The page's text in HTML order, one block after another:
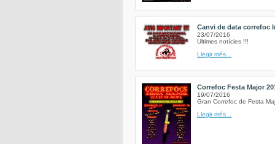
Canvi de data correfoc
23/07/2016
Ultimes notícies !!!
Llegir més...
Correfoc Festa Major
19/07/2016
Gran Correfoc de Festa
Llegir més...